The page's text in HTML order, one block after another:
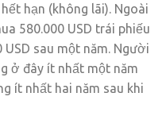
hạn (không lãi). Ngoài
580.000 USD trái phiếu
sau một năm. Người
ở đây ít nhất một năm
ít nhất hai năm sau khi